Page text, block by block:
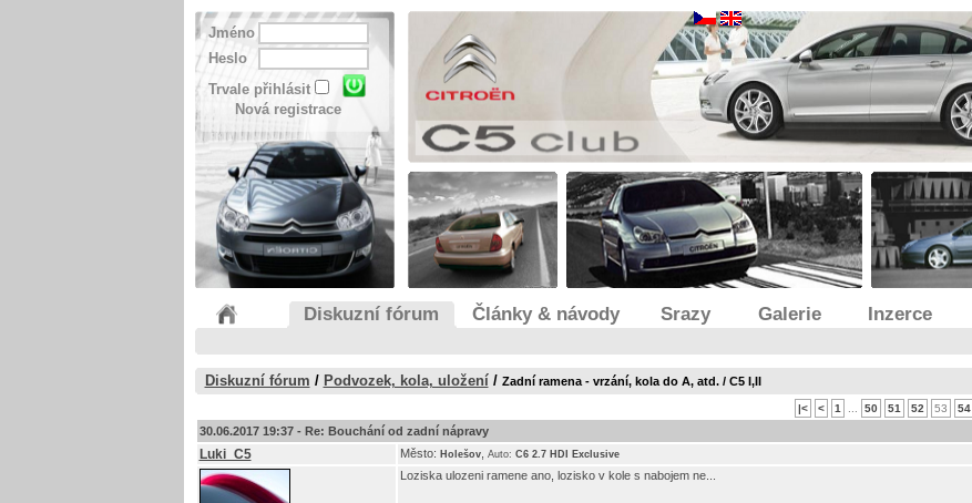
Jméno
Heslo
Trvale přihlásit
Nová registrace
Diskuzní fórum Články & návody Srazy Galerie Inzerce
Diskuzní fórum / Podvozek, kola, uložení / Zadní ramena - vrzání, kola do A, atd. / C5 I,II
|< < 1 50 51 52 53 54
30.06.2017 19:37 - Re: Bouchání od zadní nápravy
Luki_C5 Město: Holešov, Auto: C6 2.7 HDI Exclusive
Loziska ulozeni ramene ano, lozisko v kole s nabojem ne...